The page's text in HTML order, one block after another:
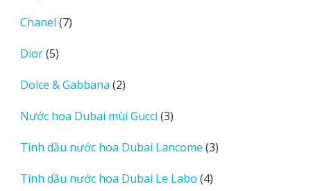
phẩm
Chanel 77
Dior 55
phẩm
Dolce & Gabbana 22
phẩm
Nước hoa Dubai mùi Gucci 33
phẩm
Tinh dầu nước hoa Dubai Lancome 33
Tinh dầu nước hoa Dubai Le Labo 44